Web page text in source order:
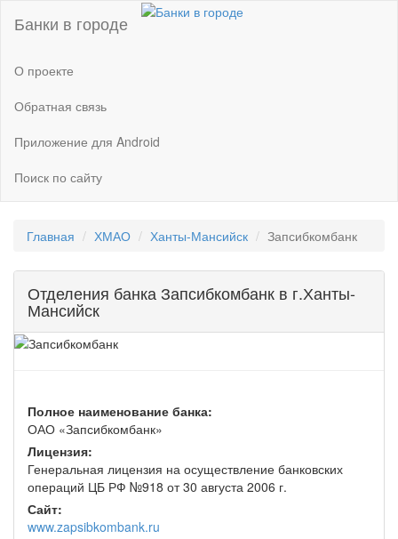
Банки в городе
О проекте
Обратная связь
Приложение для Android
Поиск по сайту
Главная ХМАО Ханты-Мансийск Запсибкомбанк
Отделения банка Запсибкомбанк в г.Ханты-
Мансийск
Полное наименование банка:
ОАО «Запсибкомбанк»
Лицензия:
Генеральная лицензия на осуществление банковских
операций ЦБ РФ №918 от 30 августа 2006 г.
Сайт:
www.zapsibkombank.ru